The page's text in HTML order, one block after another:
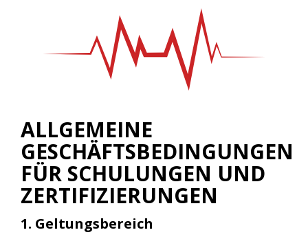
ALLGEMEINE
GESCHÄFTSBEDINGUNGEN
FÜR SCHULUNGEN UND
ZERTIFIZIERUNGEN
1. Geltungsbereich